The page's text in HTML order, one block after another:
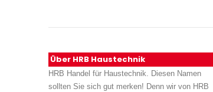
Über HRB Haustechnik
HRB Handel für Haustechnik. Diesen Namen
sollten Sie sich gut merken! Denn wir von HRB